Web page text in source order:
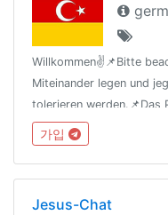
Willkommen✌️📌Bitte
Miteinander legen und
tolerieren werden.📌Das
zum Kick!⚠️Es wird
18!🔞
가입
Jesus-Chat